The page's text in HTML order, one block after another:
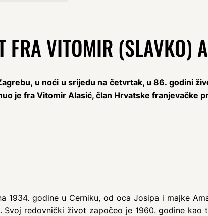
FRA VITOMIR (SLAVKO)
u noći u srijedu na četvrtak, u 86. godini
je fra Vitomir Alasić, član Hrvatske franjevačke
1934. godine u Cerniku, od oca Josipa i majke
redovnički život započeo je 1960. godine kao